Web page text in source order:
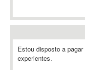
Ableton
Ableton Push
Abstract
Estou disposto a
experientes.